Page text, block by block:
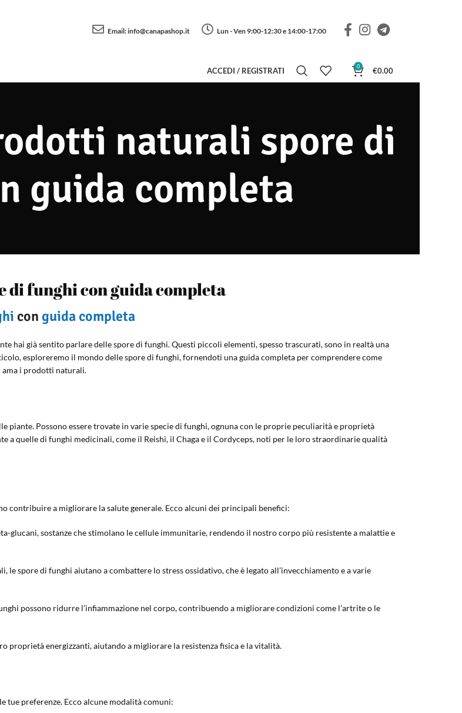
Email:info@canapashop.it Lun - Ven 9:00-12:30 e 14:00-17:00
ACCEDI / REGISTRATI 0 €0.00
naturali spore di
guida completa
funghi con guida completa
con guida completa
hai già sentito parlare delle spore di funghi. Questi piccoli elementi, spesso trascurati, sono in realtà una
esploreremo il mondo delle spore di funghi, fornendoti una guida completa per comprendere come
ama i prodotti naturali.
piante. Possono essere trovate in varie specie di funghi, ognuna con le proprie peculiarità e proprietà
a quelle di funghi medicinali, come il Reishi, il Chaga e il Cordyceps, noti per le loro straordinarie qualità
contribuire a migliorare la salute generale. Ecco alcuni dei principali benefici:
glucani, sostanze che stimolano le cellule immunitarie, rendendo il nostro corpo più resistente a malattie e
spore di funghi aiutano a combattere lo stress ossidativo, che è legato all’invecchiamento e a varie
possono ridurre l’infiammazione nel corpo, contribuendo a migliorare condizioni come l’artrite o le
proprietà energizzanti, aiutando a migliorare la resistenza fisica e la vitalità.
tue preferenze. Ecco alcune modalità comuni: